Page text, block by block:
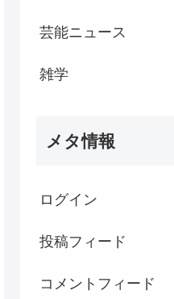
芸能ニュース
雑学
メタ情報
ログイン
投稿フィード
コメントフィード